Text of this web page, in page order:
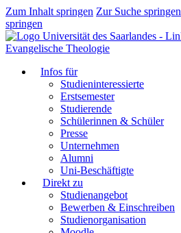
Zum Inhalt springen Zur Suche springen
springen
Evangelische Theologie
Infos für
Studieninteressierte
Erstsemester
Studierende
Schülerinnen & Schüler
Presse
Unternehmen
Alumni
Uni-Beschäftigte
Direkt zu
Studienangebot
Bewerben & Einschreiben
Studienorganisation